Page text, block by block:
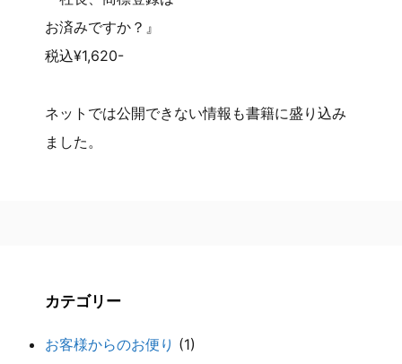
お済みですか？』
税込¥1,620-
ネットでは公開できない情報も書籍に盛り込み
ました。
カテゴリー
お客様からのお便り (1)